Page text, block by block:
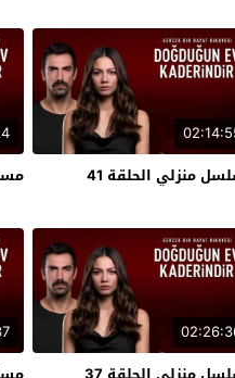
منزلي الحلقة 41